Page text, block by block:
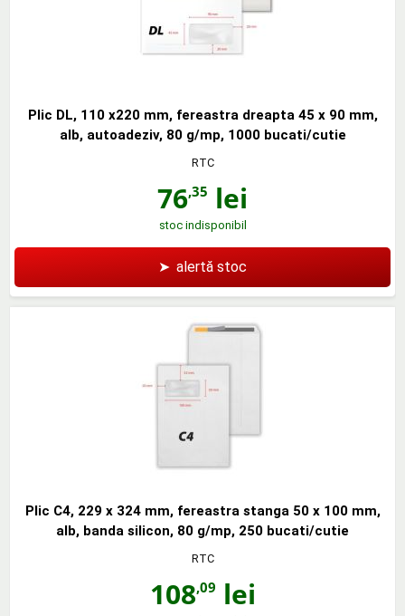
Plic DL, 110 x220 mm, fereastra dreapta 45 x 90 mm,
alb, autoadeziv, 80 g/mp, 1000 bucati/cutie
RTC
76,35 lei
stoc indisponibil
➤ alertă stoc
Plic C4, 229 x 324 mm, fereastra stanga 50 x 100 mm,
alb, banda silicon, 80 g/mp, 250 bucati/cutie
RTC
108,09 lei